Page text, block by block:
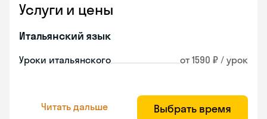
Услуги и цены
Итальянский язык
Уроки итальянского от 1590 ₽ / урок
Читать дальше Выбрать время